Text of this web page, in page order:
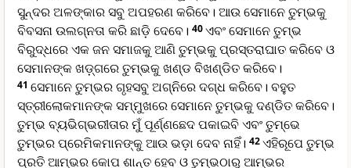
ସୁନ୍ଦର ଅଳଙ୍କାର ସବୁ ଅପହରଣ କରିବେ। ଆଉ ସେମାନେ ତୁମ୍ଭକୁ
ବିବସନା ଉଲଗ୍ନତା କରି ଛାଡ଼ି ଦେବେ। 40ଏବଂ ସେମାନେ ତୁମ୍ଭ
ବିରୁଦ୍ଧରେ ଏକ ଜନ ସମାଜକୁ ଆଣି ତୁମ୍ଭକୁ ପ୍ରସ୍ତରାଘାତ କରିବେ ଓ
ସେମାନଙ୍କ ‌‌ଖ‌ଡ଼୍‌ଗରେ ତୁମ୍ଭକୁ ଖଣ୍ଡ ବିଖଣ୍ଡିତ କରିବେ।
41 ସେମାନେ ତୁମ୍ଭର ଗୃହସବୁ ଅଗ୍ନିରେ ଦ‌ଗ୍‌ଧ କରିବେ। ବହୁତ
ସ୍ତ୍ରୀଲୋକମାନଙ୍କ ସମ୍ମୁଖରେ ସେମାନେ ତୁମ୍ଭକୁ ଦଣ୍ଡିତ କରିବେ।
ତୁମ୍ଭ ବ୍ୟଭିଗ୍ଭରୀତାର ମୁଁ ପୂର୍ଣ୍ଣଛେଦ ପକାଇବି ଏବଂ ତୁମ୍ଭେ
ତୁମ୍ଭର ପ୍ରେମିକମାନଙ୍କୁ ଆଉ ଭଡ଼ା ଦେବ ନାହିଁ। 42ଏହିରୂପେ ତୁମ୍ଭ
ପ୍ରତି ଆମ୍ଭର କୋପ ଶାନ୍ତ ହେବ ଓ ତୁମ୍ଭଠାରୁ ଆମ୍ଭର